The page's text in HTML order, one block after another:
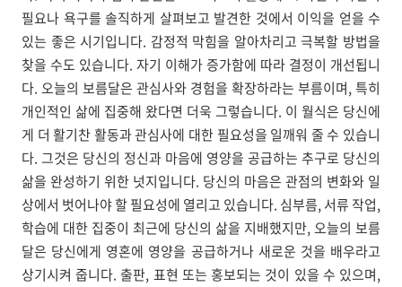
필요나 욕구를 솔직하게 살펴보고 발견한 것에서 이익을 얻을 수
있는 좋은 시기입니다. 감정적 막힘을 알아차리고 극복할 방법을
찾을 수도 있습니다. 자기 이해가 증가함에 따라 결정이 개선됩니
다. 오늘의 보름달은 관심사와 경험을 확장하라는 부름이며, 특히
개인적인 삶에 집중해 왔다면 더욱 그렇습니다. 이 월식은 당신에
게 더 활기찬 활동과 관심사에 대한 필요성을 일깨워 줄 수 있습니
다. 그것은 당신의 정신과 마음에 영양을 공급하는 추구로 당신의
삶을 완성하기 위한 넛지입니다. 당신의 마음은 관점의 변화와 일
상에서 벗어나야 할 필요성에 열리고 있습니다. 심부름, 서류 작업,
학습에 대한 집중이 최근에 당신의 삶을 지배했지만, 오늘의 보름
달은 당신에게 영혼에 영양을 공급하거나 새로운 것을 배우라고
상기시켜 줍니다. 출판, 표현 또는 홍보되는 것이 있을 수 있으며,